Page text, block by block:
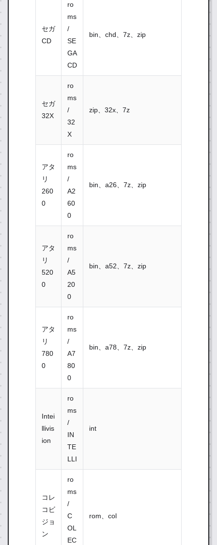
セガ
CD
ro
ms
/
SE
GA
CD
bin、chd、7z、zip
セガ
32X
ro
ms
/
32
X
zip、32x、7z
アタ
リ
260
0
ro
ms
/
A2
60
0
bin、a26、7z、zip
アタ
リ
520
0
ro
ms
/
A5
20
0
bin、a52、7z、zip
アタ
リ
780
0
ro
ms
/
A7
80
0
bin、a78、7z、zip
Intei
llivis
ion
ro
ms
/
IN
TE
LLI
int
コレ
コビ
ジョ
ン
ro
ms
/
C
OL
EC
rom、col